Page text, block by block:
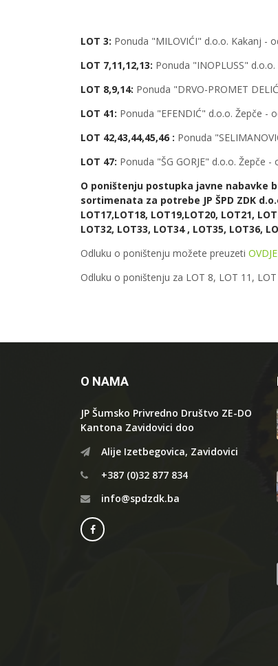
LOT 3: Ponuda "MILOVIĆI" d.o.o. Kakanj -
LOT 7,11,12,13: Ponuda "INOPLUSS"
LOT 8,9,14: Ponuda "DRVO-PROMET
LOT 41: Ponuda "EFENDIĆ" d.o.o. Žepče -
LOT 42,43,44,45,46 : Ponuda
LOT 47: Ponuda "ŠG GORJE" d.o.o. Žepče
O poništenju postupka javne nabavke
sortimenata za potrebe JP ŠPD ZDK
LOT17,LOT18, LOT19,LOT20, LOT21,
LOT32, LOT33, LOT34 , LOT35, LOT36,
Odluku o poništenju možete preuzeti OVDJE
Odluku o poništenju za LOT 8, LOT 11,
O NAMA
JP Šumsko Privredno Društvo ZE-DO
Kantona Zavidovici doo
Alije Izetbegovica, Zavidovici
+387 (0)32 877 834
info@spdzdk.ba